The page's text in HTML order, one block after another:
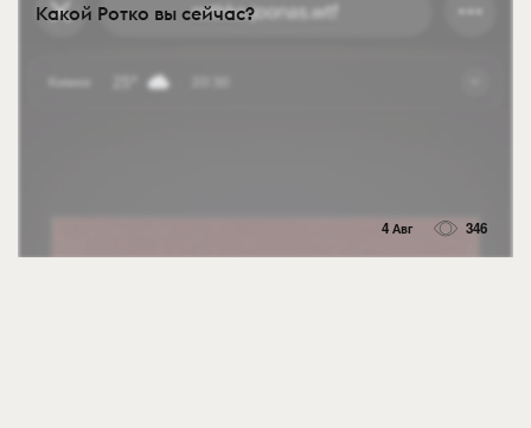
Какой Ротко вы сейчас?
4 Авг 346